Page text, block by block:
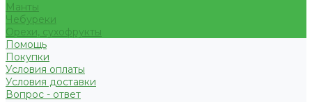
Манты
Чебуреки
Орехи, сухофрукты
Помощь
Покупки
Условия оплаты
Условия доставки
Вопрос - ответ